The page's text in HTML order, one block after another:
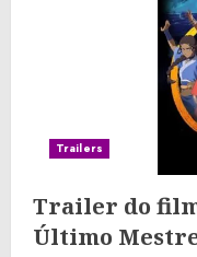
Trailers
Trailer do
Último